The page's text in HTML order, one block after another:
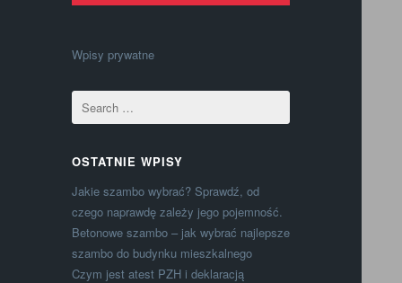
Wpisy prywatne
OSTATNIE WPISY
Jakie szambo wybrać? Sprawdź, od
czego naprawdę zależy jego pojemność.
Betonowe szambo – jak wybrać najlepsze
szambo do budynku mieszkalnego
Czym jest atest PZH i deklaracją